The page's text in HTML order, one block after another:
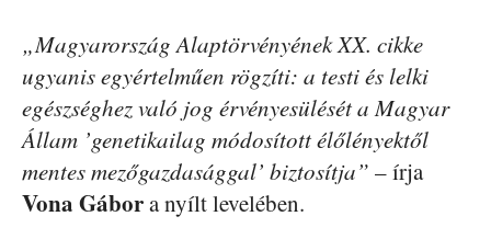
„Magyarország Alaptörvényének XX. cikke
ugyanis egyértelműen rögzíti: a testi és lelki
egészséghez való jog érvényesülését a Magyar
Állam ’genetikailag módosított élőlényektől
mentes mezőgazdasággal’ biztosítja” – írja
Vona Gábora nyílt levelében.